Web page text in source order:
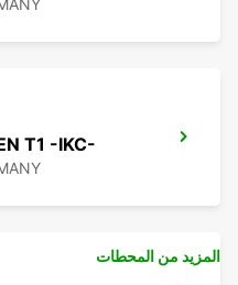
T1 -IKC-
المزيد من المحطات